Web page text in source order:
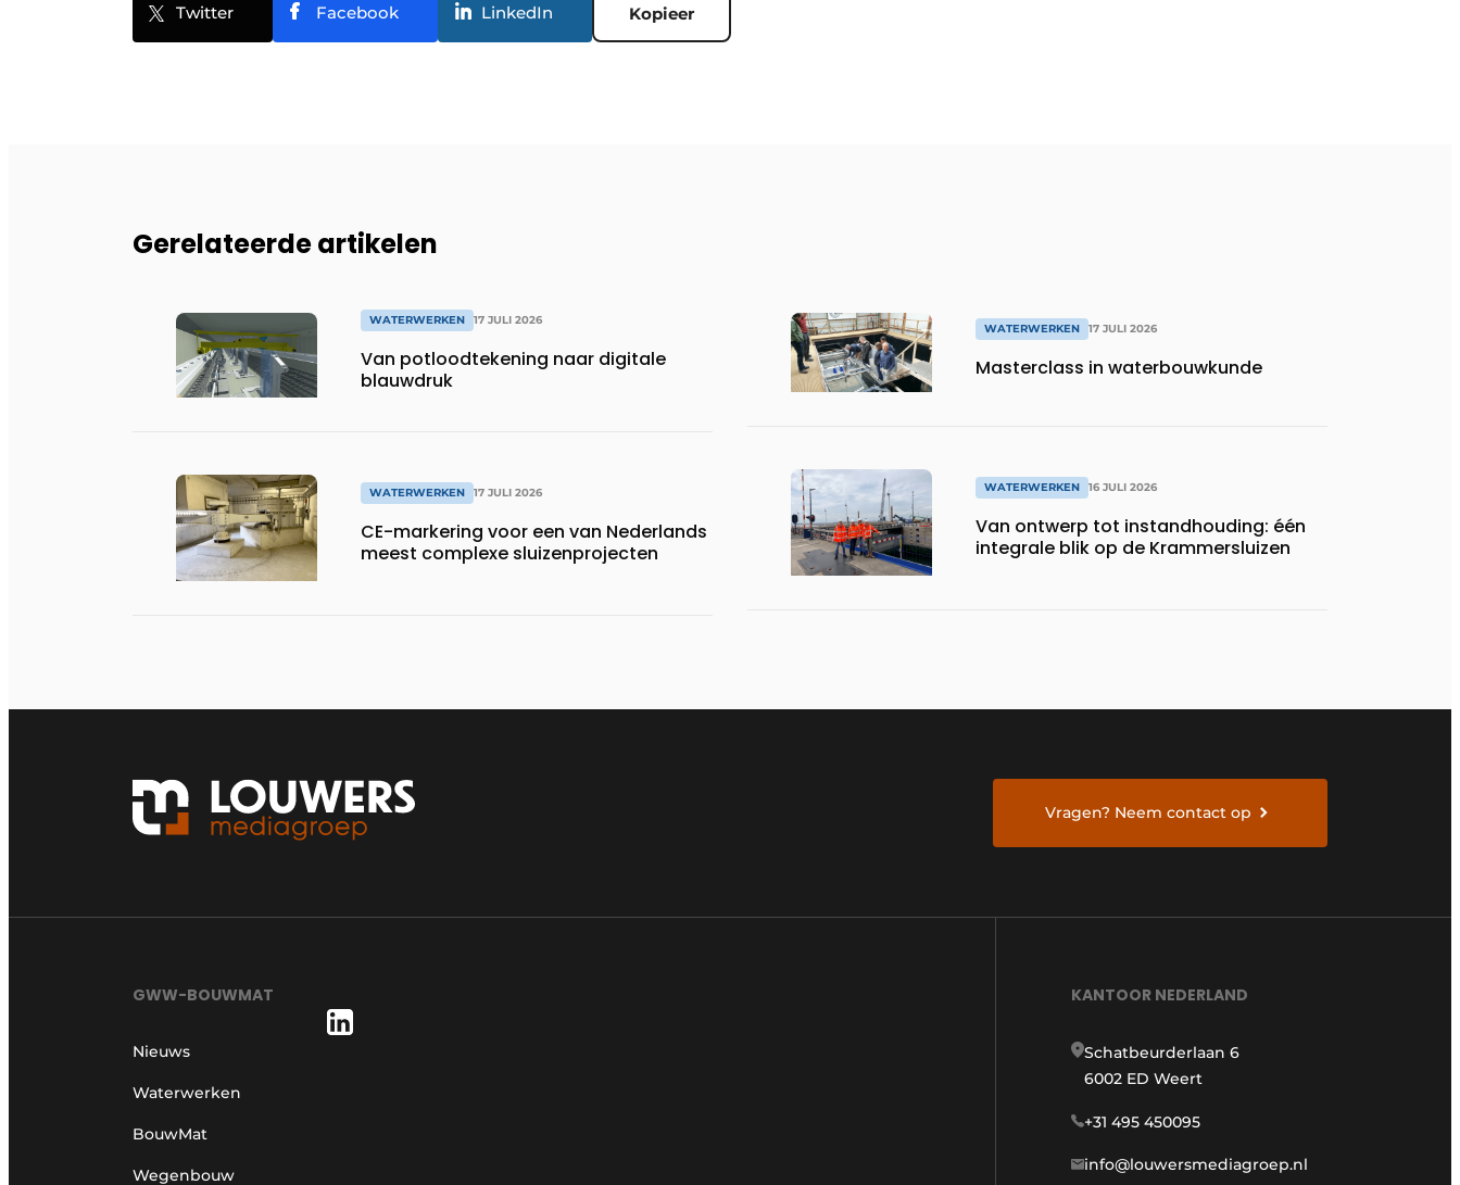
Twitter Facebook LinkedIn Kopieer
Gerelateerde artikelen
WATERWERKEN 17 JULI 2026
Van potloodtekening naar digitale
blauwdruk
WATERWERKEN 17 JULI 2026
CE-markering voor een van Nederlands
meest complexe sluizenprojecten
WATERWERKEN 17 JULI 2026
Masterclass in waterbouwkunde
WATERWERKEN 16 JULI 2026
Van ontwerp tot instandhouding: één
integrale blik op de Krammersluizen
Vragen? Neem contact op
GWW-BOUWMAT
Nieuws
Waterwerken
BouwMat
Wegenbouw
KANTOOR NEDERLAND
Schatbeurderlaan 6
6002 ED Weert
+31 495 450095
info@louwersmediagroep.nl